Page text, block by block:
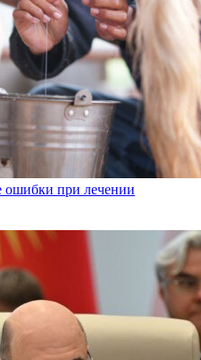
ошибки при лечении